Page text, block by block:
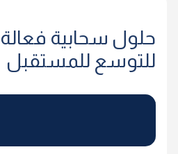
حلول سحابية فعالة
للتوسع للمستقبل